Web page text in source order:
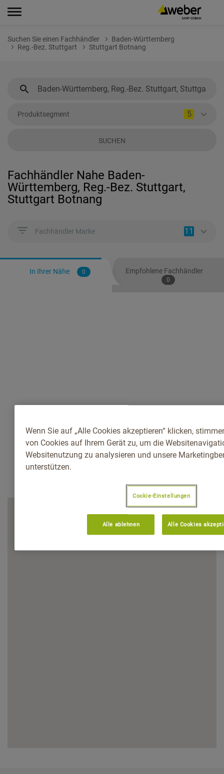
Suchen Sie einen Fachhändler
Baden-Württemberg
Reg.-Bez. Stuttgart
Stuttgart Botnang
Produktsegment 5
SUCHEN
Fachhändler Nahe Baden-
Württemberg, Reg.-Bez. Stuttgart,
Stuttgart Botnang
Fachhändler Marke 11
In Ihrer Nähe 0 Empfohlene Fachhändler
0
Wenn Sie auf „Alle Cookies akzeptieren“ klicken,
von Cookies auf Ihrem Gerät zu, um die
Websitenutzung zu analysieren und unsere
unterstützen.
Cookie-Einstellungen
Alle ablehnen Alle Cookies